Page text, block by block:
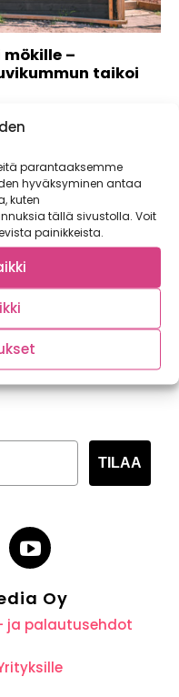
parantaaksemme
hyväksyminen antaa
kuten
tällä sivustolla. Voit
painikkeista.
–
taikoi
jengi
ja toteuttaa
uutiskirje
TILAA
Oy
ja palautusehdot